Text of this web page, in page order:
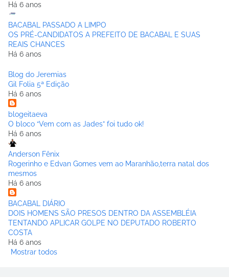
Há 6 anos
BACABAL PASSADO A LIMPO
OS PRÉ-CANDIDATOS A PREFEITO DE BACABAL E SUAS
REAIS CHANCES
Há 6 anos
Blog do Jeremias
Gil Folia 5ª Edição
Há 6 anos
blogeitaeva
O bloco “Vem com as Jades” foi tudo ok!
Há 6 anos
Anderson Fênix
Rogerinho e Edvan Gomes vem ao Maranhão,terra natal dos
mesmos
Há 6 anos
BACABAL DIÁRIO
DOIS HOMENS SÃO PRESOS DENTRO DA ASSEMBLÉIA
TENTANDO APLICAR GOLPE NO DEPUTADO ROBERTO
COSTA
Há 6 anos
Mostrar todos